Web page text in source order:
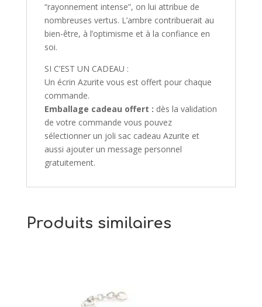
“rayonnement intense”, on lui attribue de
nombreuses vertus. L’ambre contribuerait au
bien-être, à l’optimisme et à la confiance en
soi.
SI C’EST UN CADEAU :
Un écrin Azurite vous est offert pour chaque
commande.
Emballage cadeau offert : dès la validation
de votre commande vous pouvez
sélectionner un joli sac cadeau Azurite et
aussi ajouter un message personnel
gratuitement.
Produits similaires